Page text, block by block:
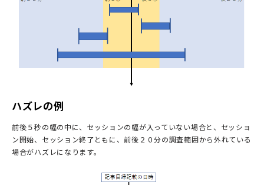
ハズレの例
前後５秒の幅の中に、セッションの幅が入っていない場合と、セッショ
ン開始、セッション終了ともに、前後２０分の調査範囲から外れている
場合がハズレになります。